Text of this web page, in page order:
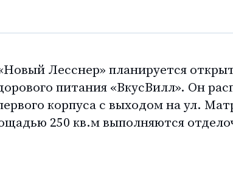
Лесснер» планируется
питания «ВкусВилл». Он
корпуса с выходом на ул.
250 кв.м выполняются